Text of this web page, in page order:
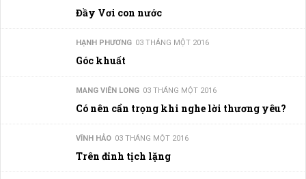
Đầy Vơi con nước
HẠNH PHƯƠNG 03 THÁNG MỘT 2016
Góc khuất
MANG VIÊN LONG 03 THÁNG MỘT 2016
Có nên cẩn trọng khi nghe lời thương yêu?
VĨNH HẢO 03 THÁNG MỘT 2016
Trên đỉnh tịch lặng